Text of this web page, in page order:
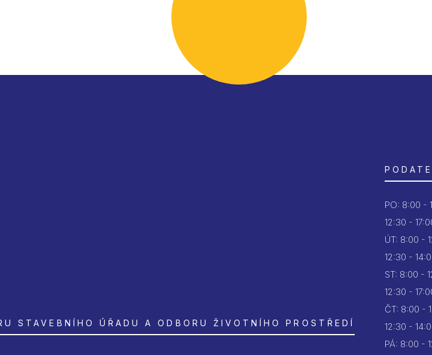
STAVEBNÍHO ÚŘADU A ODBORU ŽIVOTNÍHO PROSTŘEDÍ
PO: 8:00 -
12:30 -
ÚT: 8:00 -
12:30 -
ST: 8:00 -
12:30 -
ČT: 8:00 -
12:30 -
PÁ: 8:00 -